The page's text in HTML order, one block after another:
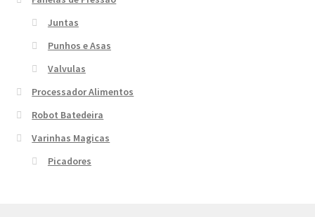
Juntas
Punhos e Asas
Valvulas
Processador Alimentos
Robot Batedeira
Varinhas Magicas
Picadores